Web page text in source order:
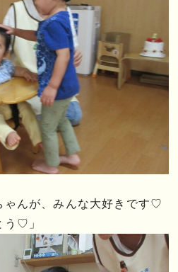
ゃんが、みんな大好きです♡
う♡」